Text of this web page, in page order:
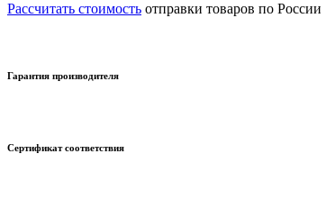
Рассчитать стоимость отправки товаров по России
Гарантия производителя
Сертификат соответствия